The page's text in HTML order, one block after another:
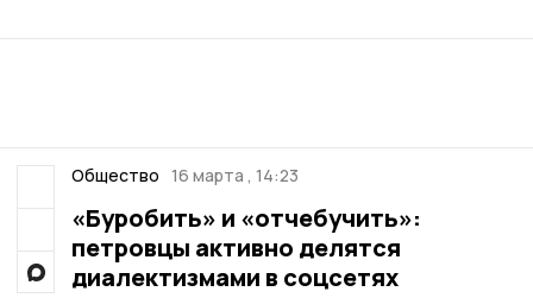
Общество 16 марта , 14:23
«Буробить» и «отчебучить»:
петровцы активно делятся
диалектизмами в соцсетях